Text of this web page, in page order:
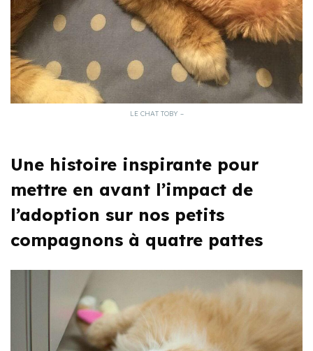
LE CHAT TOBY –
Une histoire inspirante pour
mettre en avant l’impact de
l’adoption sur nos petits
compagnons à quatre pattes